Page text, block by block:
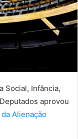
Social, Infância,
aprovou
da Alienação